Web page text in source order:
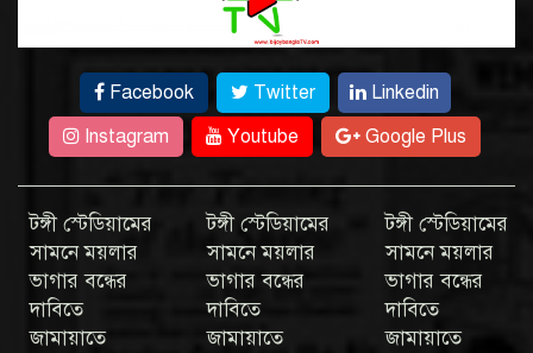
Facebook Twitter
Linkedin
Instagram
Youtube Google Plus
টঙ্গী স্টেডিয়ামের
সামনে ময়লার
ভাগার বন্ধের
দাবিতে
জামায়াতে
টঙ্গী স্টেডিয়ামের
সামনে ময়লার
ভাগার বন্ধের
দাবিতে
জামায়াতে
টঙ্গী স্টেডিয়ামের
সামনে ময়লার
ভাগার বন্ধের
দাবিতে
জামায়াতে